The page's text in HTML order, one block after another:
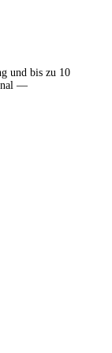
und bis zu 10
—